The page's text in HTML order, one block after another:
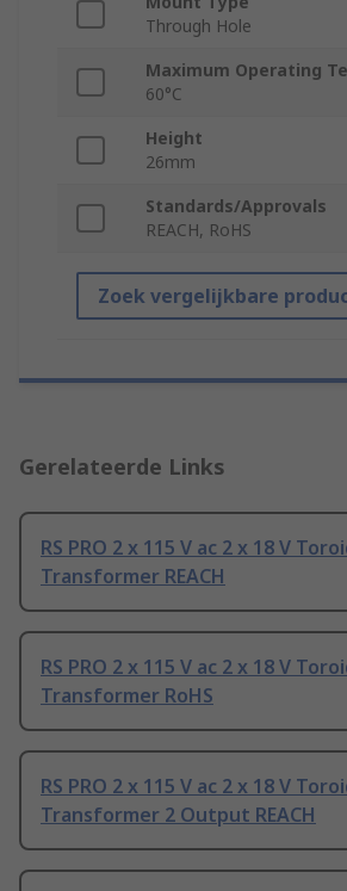
Through Hole
Maximum Operating
60°C
Height
26mm
Standards/Approvals
REACH, RoHS
Zoek vergelijkbare
Gerelateerde Links
RS PRO 2 x 115 V ac 2 x 18 V
Transformer REACH
RS PRO 2 x 115 V ac 2 x 18 V
Transformer RoHS
RS PRO 2 x 115 V ac 2 x 18 V
Transformer 2 Output REACH